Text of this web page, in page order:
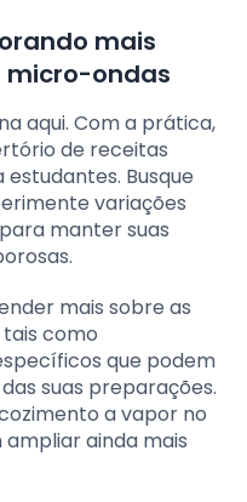
mais
micro-ondas
aqui. Com a prática,
de receitas
Busque
variações
manter suas
mais sobre as
como
que podem
suas preparações.
a vapor no
ainda mais